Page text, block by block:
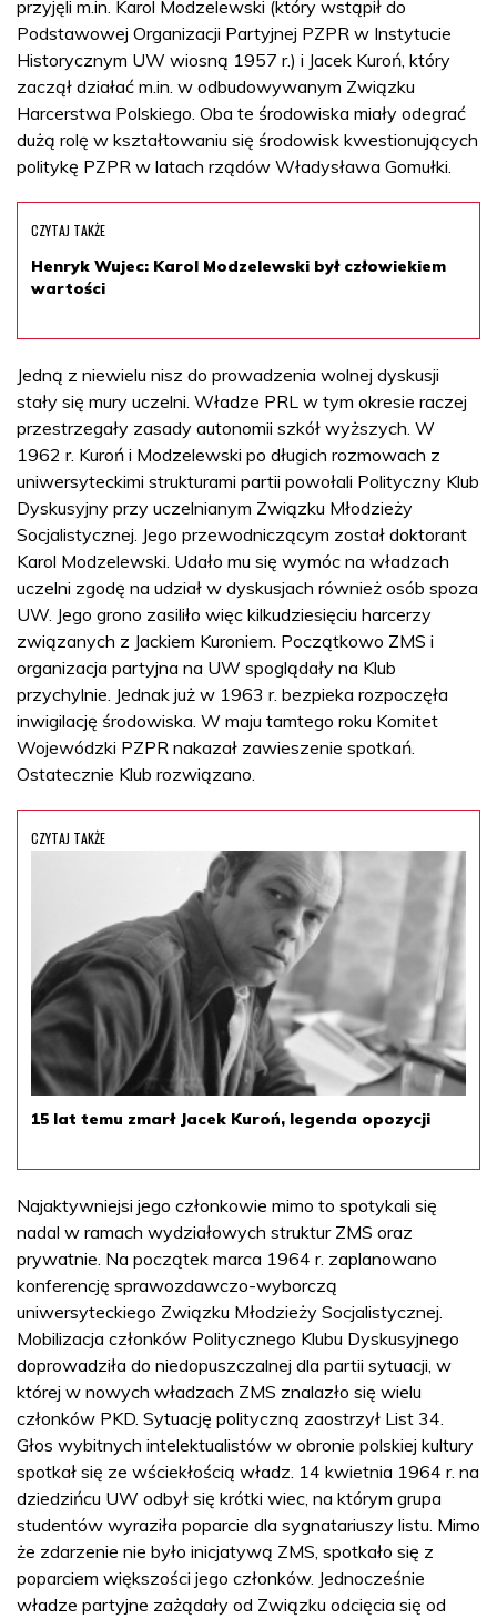
przyjęli m.in. Karol Modzelewski (który wstąpił do
Podstawowej Organizacji Partyjnej PZPR w Instytucie
Historycznym UW wiosną 1957 r.) i Jacek Kuroń, który
zaczął działać m.in. w odbudowywanym Związku
Harcerstwa Polskiego. Oba te środowiska miały odegrać
dużą rolę w kształtowaniu się środowisk kwestionujących
politykę PZPR w latach rządów Władysława Gomułki.
CZYTAJ TAKŻE
Henryk Wujec: Karol Modzelewski był człowiekiem
wartości
Jedną z niewielu nisz do prowadzenia wolnej dyskusji
stały się mury uczelni. Władze PRL w tym okresie raczej
przestrzegały zasady autonomii szkół wyższych. W
1962 r. Kuroń i Modzelewski po długich rozmowach z
uniwersyteckimi strukturami partii powołali Polityczny Klub
Dyskusyjny przy uczelnianym Związku Młodzieży
Socjalistycznej. Jego przewodniczącym został doktorant
Karol Modzelewski. Udało mu się wymóc na władzach
uczelni zgodę na udział w dyskusjach również osób spoza
UW. Jego grono zasiliło więc kilkudziesięciu harcerzy
związanych z Jackiem Kuroniem. Początkowo ZMS i
organizacja partyjna na UW spoglądały na Klub
przychylnie. Jednak już w 1963 r. bezpieka rozpoczęła
inwigilację środowiska. W maju tamtego roku Komitet
Wojewódzki PZPR nakazał zawieszenie spotkań.
Ostatecznie Klub rozwiązano.
CZYTAJ TAKŻE
15 lat temu zmarł Jacek Kuroń, legenda opozycji
Najaktywniejsi jego członkowie mimo to spotykali się
nadal w ramach wydziałowych struktur ZMS oraz
prywatnie. Na początek marca 1964 r. zaplanowano
konferencję sprawozdawczo-wyborczą
uniwersyteckiego Związku Młodzieży Socjalistycznej.
Mobilizacja członków Politycznego Klubu Dyskusyjnego
doprowadziła do niedopuszczalnej dla partii sytuacji, w
której w nowych władzach ZMS znalazło się wielu
członków PKD. Sytuację polityczną zaostrzył List 34.
Głos wybitnych intelektualistów w obronie polskiej kultury
spotkał się ze wściekłością władz. 14 kwietnia 1964 r. na
dziedzińcu UW odbył się krótki wiec, na którym grupa
studentów wyraziła poparcie dla sygnatariuszy listu. Mimo
że zdarzenie nie było inicjatywą ZMS, spotkało się z
poparciem większości jego członków. Jednocześnie
władze partyjne zażądały od Związku odcięcia się od